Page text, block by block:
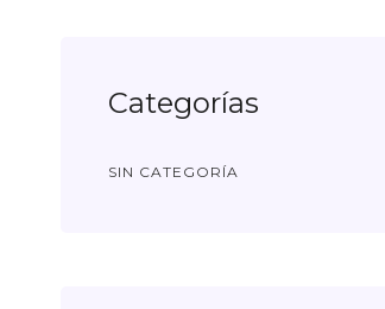
Categorías
SIN CATEGORÍA